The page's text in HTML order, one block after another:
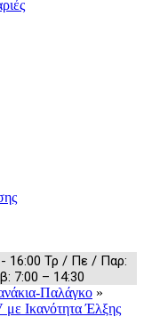
- 16:00 Τρ / Πε / Παρ:
7:00 – 14:30
Παλάγκο »
Ικανότητα Έλξης